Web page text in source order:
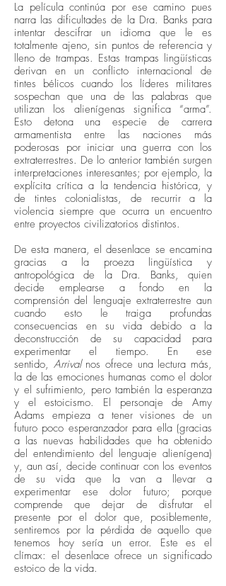
La película continúa por ese camino pues
narra las dificultades de la Dra. Banks para
intentar descifrar un idioma que le es
totalmente ajeno, sin puntos de referencia y
lleno de trampas. Estas trampas lingüísticas
derivan en un conflicto internacional de
tintes bélicos cuando los líderes militares
sospechan que una de las palabras que
utilizan los alienígenas significa “arma”.
Esto detona una especie de carrera
armamentista entre las naciones más
poderosas por iniciar una guerra con los
extraterrestres. De lo anterior también surgen
interpretaciones interesantes; por ejemplo, la
explícita crítica a la tendencia histórica, y
de tintes colonialistas, de recurrir a la
violencia siempre que ocurra un encuentro
entre proyectos civilizatorios distintos.
De esta manera, el desenlace se encamina
gracias a la proeza lingüística y
antropológica de la Dra. Banks, quien
decide emplearse a fondo en la
comprensión del lenguaje extraterrestre aun
cuando esto le traiga profundas
consecuencias en su vida debido a la
deconstrucción de su capacidad para
experimentar el tiempo. En ese
sentido, Arrival nos ofrece una lectura más,
la de las emociones humanas como el dolor
y el sufrimiento, pero también la esperanza
y el estoicismo. El personaje de Amy
Adams empieza a tener visiones de un
futuro poco esperanzador para ella (gracias
a las nuevas habilidades que ha obtenido
del entendimiento del lenguaje alienígena)
y, aun así, decide continuar con los eventos
de su vida que la van a llevar a
experimentar ese dolor futuro; porque
comprende que dejar de disfrutar el
presente por el dolor que, posiblemente,
sentiremos por la pérdida de aquello que
tenemos hoy sería un error. Este es el
clímax: el desenlace ofrece un significado
estoico de la vida.